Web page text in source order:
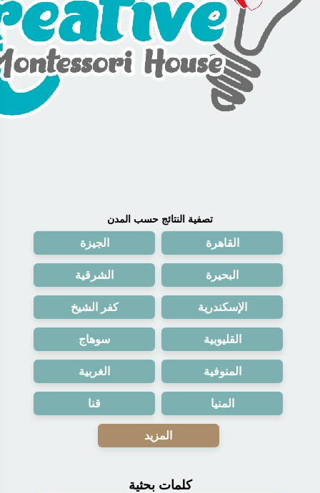
تصفية النتائج حسب المدن
القاهرة الجيزة
البحيرة الشرقية
الإسكندرية كفر الشيخ
القليوبية سوهاج
المنوفية الغربية
المنيا قنا
المزيد
كلمات بحثية